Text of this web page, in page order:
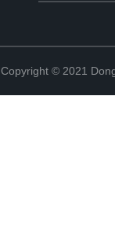
Copyright © 2021